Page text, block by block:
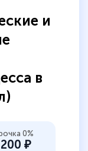
и
в
0%
₽